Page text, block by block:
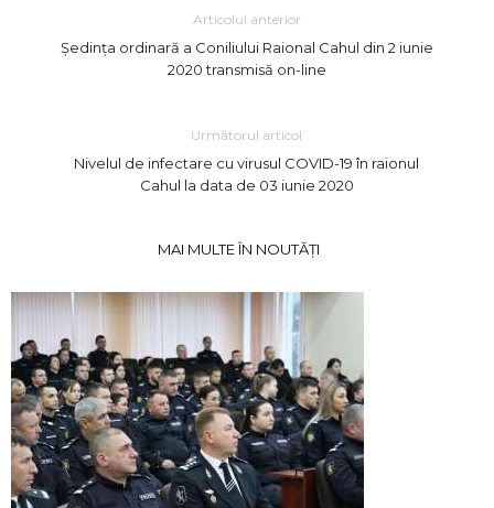
Articolul anterior
Ședința ordinară a Coniliului Raional Cahul din 2 iunie
2020 transmisă on-line
Următorul articol
Nivelul de infectare cu virusul COVID-19 în raionul
Cahul la data de 03 iunie 2020
MAI MULTE ÎN NOUTĂȚI